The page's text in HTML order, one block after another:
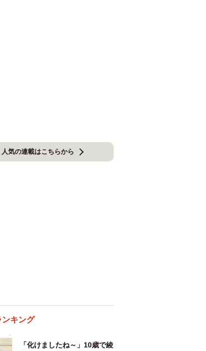
人気の連載はこちらから
ンキング
「化けましたね～」10歳で綾